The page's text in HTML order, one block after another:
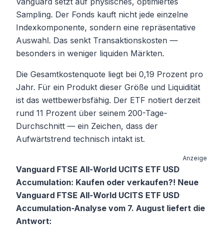
Sampling. Der Fonds kauft nicht jede einzelne
Indexkomponente, sondern eine repräsentative
Auswahl. Das senkt Transaktionskosten —
besonders in weniger liquiden Märkten.
Die Gesamtkostenquote liegt bei 0,19 Prozent pro
Jahr. Für ein Produkt dieser Größe und Liquidität
ist das wettbewerbsfähig. Der ETF notiert derzeit
rund 11 Prozent über seinem 200-Tage-
Durchschnitt — ein Zeichen, dass der
Aufwärtstrend technisch intakt ist.
Anzeige
Vanguard FTSE All-World UCITS ETF USD
Accumulation: Kaufen oder verkaufen?! Neue
Vanguard FTSE All-World UCITS ETF USD
Accumulation-Analyse vom 7. August liefert die
Antwort: